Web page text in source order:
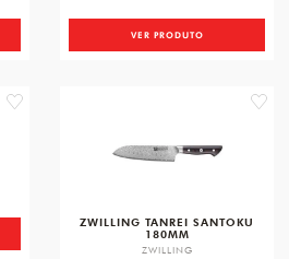
VER PRODUTO
favorite
ZWILLING TANREI SANTOKU
180MM
ZWILLING